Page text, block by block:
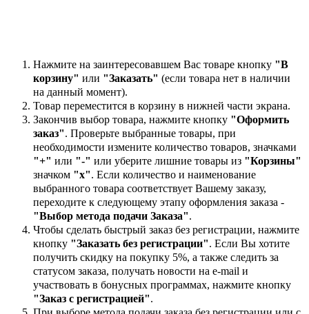
Нажмите на заинтересовавшем Вас товаре кнопку "В
корзину" или "Заказать" (если товара нет в наличии
на данный момент).
Товар переместится в корзину в нижней части экрана.
Закончив выбор товара, нажмите кнопку "Оформить
заказ". Проверьте выбранные товары, при
необходимости измените количество товаров, значками
"+" или "-" или уберите лишние товары из "Корзины"
значком "х". Если количество и наименование
выбранного товара соответствует Вашему заказу,
переходите к следующему этапу оформления заказа -
"Выбор метода подачи Заказа".
Чтобы сделать быстрый заказ без регистрации, нажмите
кнопку "Заказать без регистрации". Если Вы хотите
получить скидку на покупку 5%, а также следить за
статусом заказа, получать новости на e-mail и
участвовать в бонусных программах, нажмите кнопку
"Заказ с регистрацией".